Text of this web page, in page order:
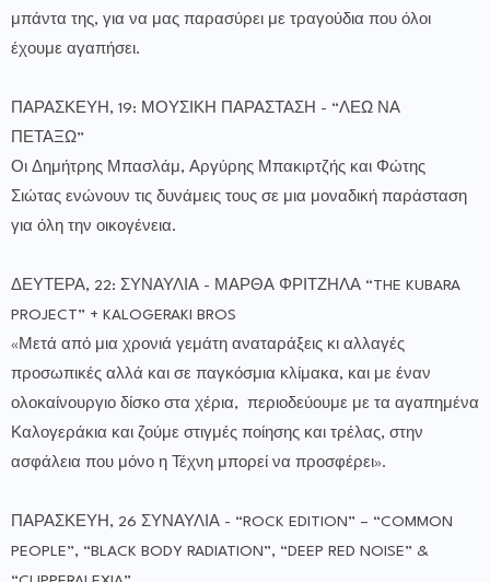
μπάντα της, για να μας παρασύρει με τραγούδια που όλοι
έχουμε αγαπήσει.
ΠΑΡΑΣΚΕΥΗ, 19: ΜΟΥΣΙΚΗ ΠΑΡΑΣΤΑΣΗ - “ΛΕΩ ΝΑ
ΠΕΤΑΞΩ”
Οι Δημήτρης Μπασλάμ, Αργύρης Μπακιρτζής και Φώτης
Σιώτας ενώνουν τις δυνάμεις τους σε μια μοναδική παράσταση
για όλη την οικογένεια.
ΔΕΥΤΕΡΑ, 22: ΣΥΝΑΥΛΙΑ - ΜΑΡΘΑ ΦΡΙΤΖΗΛΑ “THE KUBARA
PROJECT” + KALOGERAKI BROS
«Μετά από μια χρονιά γεμάτη αναταράξεις κι αλλαγές
προσωπικές αλλά και σε παγκόσμια κλίμακα, και με έναν
ολοκαίνουργιο δίσκο στα χέρια, περιοδεύουμε με τα αγαπημένα
Καλογεράκια και ζούμε στιγμές ποίησης και τρέλας, στην
ασφάλεια που μόνο η Τέχνη μπορεί να προσφέρει».
ΠΑΡΑΣΚΕΥΗ, 26 ΣΥΝΑΥΛΙΑ - “ROCK EDITION” – “COMMON
PEOPLE”, “BLACK BODY RADIATION”, “DEEP RED NOISE” &